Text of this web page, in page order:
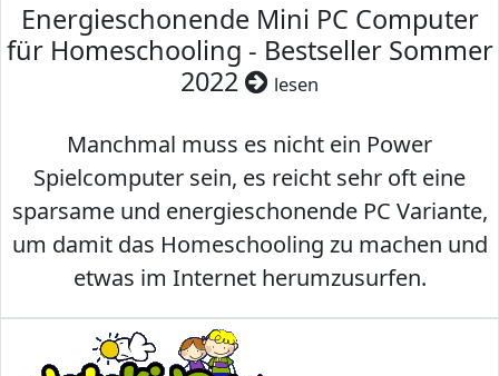
Energieschonende Mini PC Computer
für Homeschooling - Bestseller Sommer
2022
lesen
Manchmal muss es nicht ein Power
Spielcomputer sein, es reicht sehr oft eine
sparsame und energieschonende PC Variante,
um damit das Homeschooling zu machen und
etwas im Internet herumzusurfen.